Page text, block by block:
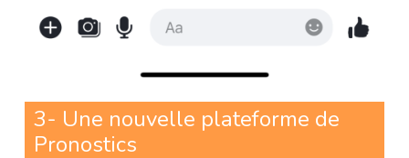
3- Une nouvelle plateforme de
Pronostics